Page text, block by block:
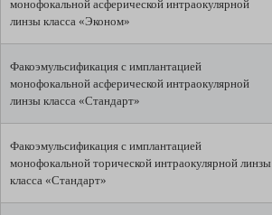
монофокальной асферической интраокулярной
линзы класса «Эконом»
Факоэмульсификация с имплантацией
монофокальной асферической интраокулярной
линзы класса «Стандарт»
Факоэмульсификация с имплантацией
монофокальной торической интраокулярной линзы
класса «Стандарт»